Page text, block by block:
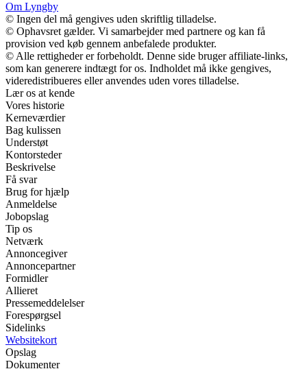
Om Lyngby
© Ingen del må gengives uden skriftlig tilladelse.
© Ophavsret gælder. Vi samarbejder med partnere og kan få
provision ved køb gennem anbefalede produkter.
© Alle rettigheder er forbeholdt. Denne side bruger affiliate-links,
som kan generere indtægt for os. Indholdet må ikke gengives,
videredistribueres eller anvendes uden vores tilladelse.
Lær os at kende
Vores historie
Kerneværdier
Bag kulissen
Understøt
Kontorsteder
Beskrivelse
Få svar
Brug for hjælp
Anmeldelse
Jobopslag
Tip os
Netværk
Annoncegiver
Annoncepartner
Formidler
Allieret
Pressemeddelelser
Forespørgsel
Sidelinks
Websitekort
Opslag
Dokumenter